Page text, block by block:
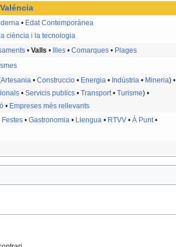
• Edat Contemporànea
ciència i la tecnologia
•Valls • Illes •Comarques • Plages
Artesania •Construccio • Energia • Indústria • Mineria) •
•Servicis publics •Transport•Turisme) •
• Empreses més rellevants
Festes •Gastronomia • Llengua • RTVV •À Punt•